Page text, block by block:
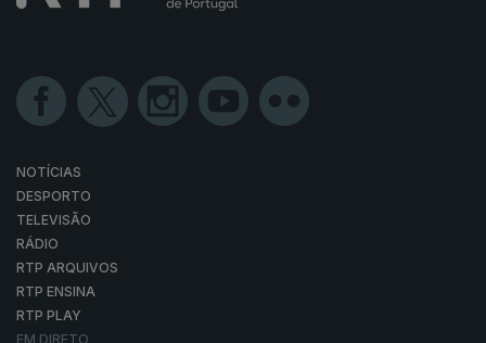
NOTÍCIAS
DESPORTO
TELEVISÃO
RÁDIO
RTP ARQUIVOS
RTP ENSINA
RTP PLAY
EM DIRETO